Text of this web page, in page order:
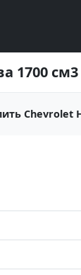
Chevrolet